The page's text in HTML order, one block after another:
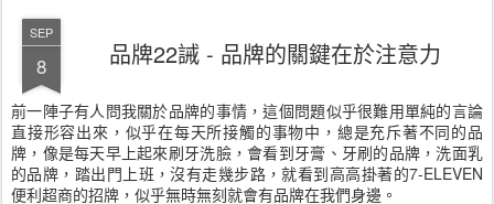
SEP
8 品牌22誡 - 品牌的關鍵在於注意力
前一陣子有人問我關於品牌的事情，這個問題似乎很難用單純的言論
直接形容出來，似乎在每天所接觸的事物中，總是充斥著不同的品
牌，像是每天早上起來刷牙洗臉，會看到牙膏、牙刷的品牌，洗面乳
的品牌，踏出門上班，沒有走幾步路，就看到高高掛著的7-ELEVEN
便利超商的招牌，似乎無時無刻就會有品牌在我們身邊。